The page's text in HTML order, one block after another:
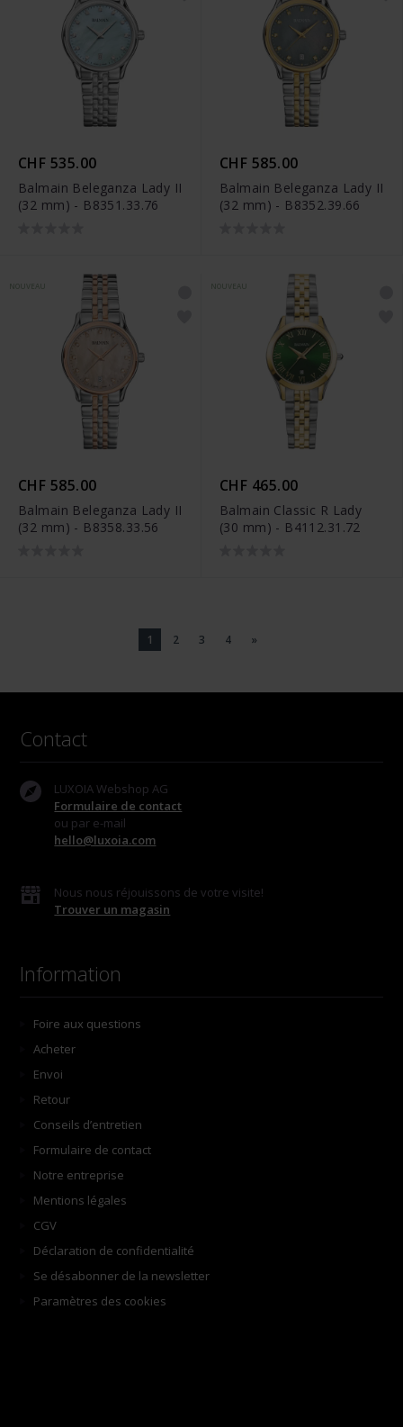
CHF 535.00
Balmain Beleganza Lady II
(32 mm) - B8351.33.76
CHF 585.00
Balmain Beleganza Lady II
(32 mm) - B8352.39.66
CHF 585.00
Balmain Beleganza Lady II
(32 mm) - B8358.33.56
CHF 465.00
Balmain Classic R Lady
(30 mm) - B4112.31.72
1 2 3 4 »
Contact
LUXOIA Webshop AG
Formulaire de contact
ou par e-mail
hello@luxoia.com
Nous nous réjouissons de votre visite!
Trouver un magasin
Information
Foire aux questions
Acheter
Envoi
Retour
Conseils d’entretien
Formulaire de contact
Notre entreprise
Mentions légales
CGV
Déclaration de confidentialité
Se désabonner de la newsletter
Paramètres des cookies